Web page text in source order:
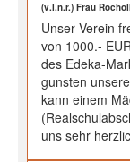
(v.l.n.r.) Frau
Unser Verein
von 1000.-
des Edeka-
gunsten
kann einem
uns sehr